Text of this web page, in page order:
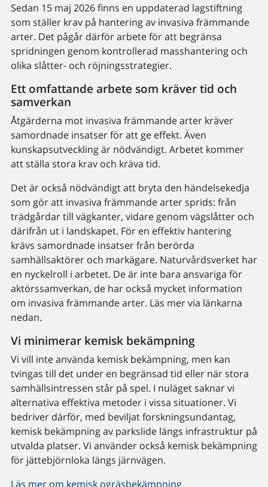
Sedan 15 maj 2026 finns en uppdaterad lagstiftning
som ställer krav på hantering av invasiva främmande
arter. Det pågår därför arbete för att begränsa
spridningen genom kontrollerad masshantering och
olika slåtter- och röjningsstrategier.
Ett omfattande arbete som kräver tid och
samverkan
Åtgärderna mot invasiva främmande arter kräver
samordnade insatser för att ge effekt. Även
kunskapsutveckling är nödvändigt. Arbetet kommer
att ställa stora krav och kräva tid.
Det är också nödvändigt att bryta den händelsekedja
som gör att invasiva främmande arter sprids: från
trädgårdar till vägkanter, vidare genom vägslåtter och
därifrån ut i landskapet. För en effektiv hantering
krävs samordnade insatser från berörda
samhällsaktörer och markägare. Naturvårdsverket har
en nyckelroll i arbetet. De är inte bara ansvariga för
aktörssamverkan, de har också mycket information
om invasiva främmande arter. Läs mer via länkarna
nedan.
Vi minimerar kemisk bekämpning
Vi vill inte använda kemisk bekämpning, men kan
tvingas till det under en begränsad tid eller när stora
samhällsintressen står på spel. I nuläget saknar vi
alternativa effektiva metoder i vissa situationer. Vi
bedriver därför, med beviljat forskningsundantag,
kemisk bekämpning av parkslide längs infrastruktur på
utvalda platser. Vi använder också kemisk bekämpning
för jättebjörnloka längs järnvägen.
Läs mer om kemisk ogräsbekämpning